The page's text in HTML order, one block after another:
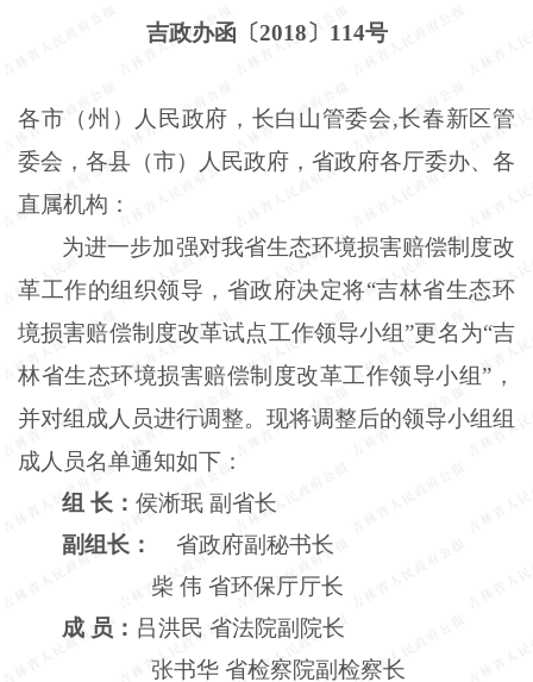
吉政办函〔2018〕114号
各市（州）人民政府，长白山管委会,长春新区管
委会，各县（市）人民政府，省政府各厅委办、各
直属机构：
为进一步加强对我省生态环境损害赔偿制度改
革工作的组织领导，省政府决定将“吉林省生态环
境损害赔偿制度改革试点工作领导小组”更名为“吉
林省生态环境损害赔偿制度改革工作领导小组”，
并对组成人员进行调整。现将调整后的领导小组组
成人员名单通知如下：
组 长：侯淅珉 副省长
副组长：
省政府副秘书长
柴 伟 省环保厅厅长
成 员： 吕洪民 省法院副院长
张书华 省检察院副检察长